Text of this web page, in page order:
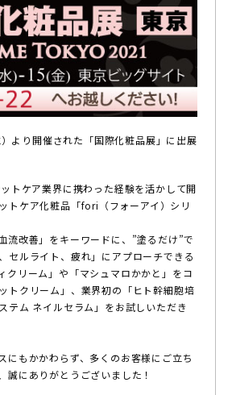
より開催された「国際化粧品展」に出展
トケア業界に携わった経験を活かして開
トケア化粧品「fori（フォーアイ）シリ
流改善」をキーワードに、”塗るだけ”で
セルライト、疲れ」にアプローチできる
クリーム」や「マシュマロかかと」をコ
トクリーム」、業界初の「ヒト幹細胞培
テム ネイルセラム」をお試しいただき
にもかかわらず、多くのお客様にご立ち
誠にありがとうございました！